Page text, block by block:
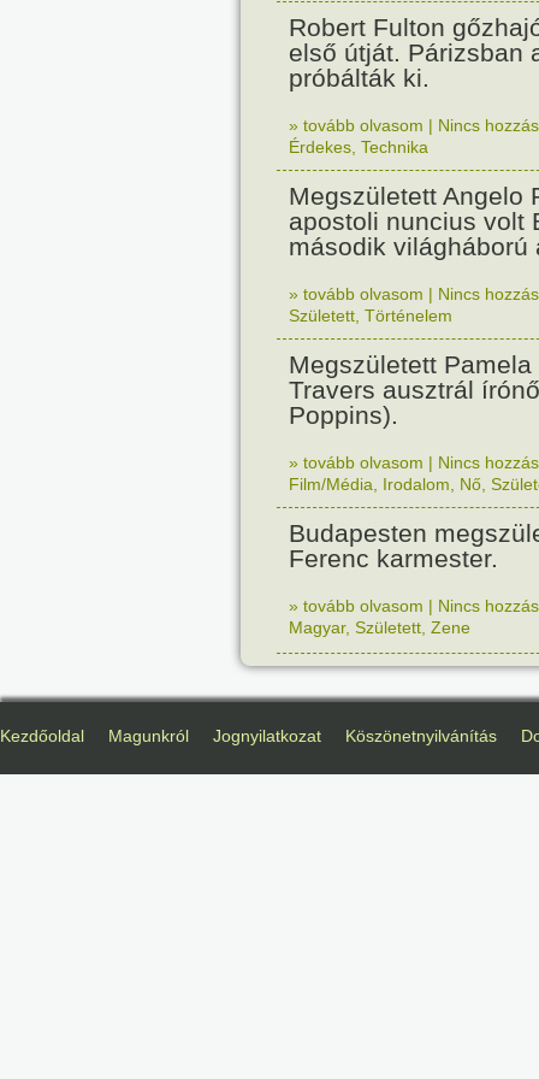
Robert Fulton
első útját. Párizsban
próbálták ki.
» tovább olvasom | Nincs
Érdekes Technika
Megszületett Angelo
apostoli nuncius volt
második világháború
» tovább olvasom | Nincs
Született Történelem
Megszületett Pamela
Travers ausztrál
Poppins).
» tovább olvasom | Nincs
Film/Média
Irodalom Nő
Budapesten
Ferenc karmester.
» tovább olvasom | Nincs
Magyar, Született Zene
Kezdőoldal Magunkról Jognyilatkozat Köszönetnyilvánítás